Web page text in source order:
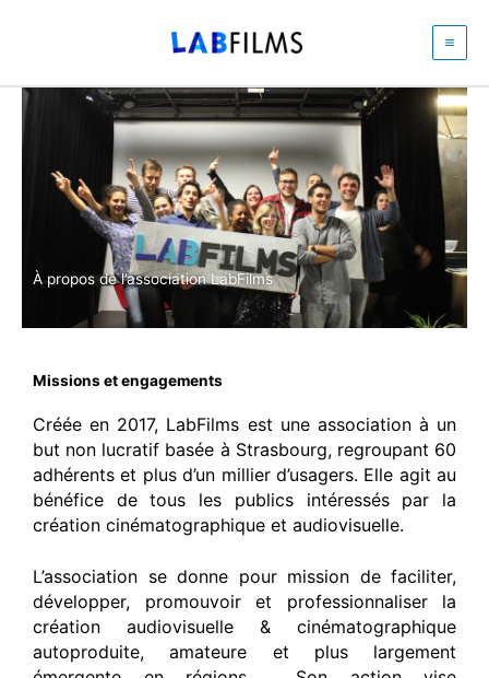
À propos de l’association LabFilms
Missions et engagements
Créée en 2017, LabFilms est une association à un
but non lucratif basée à Strasbourg, regroupant 60
adhérents et plus d’un millier d’usagers. Elle agit au
bénéfice de tous les publics intéressés par la
création cinématographique et audiovisuelle.
L’association se donne pour mission de faciliter,
développer, promouvoir et professionnaliser la
création audiovisuelle & cinématographique
autoproduite, amateure et plus largement